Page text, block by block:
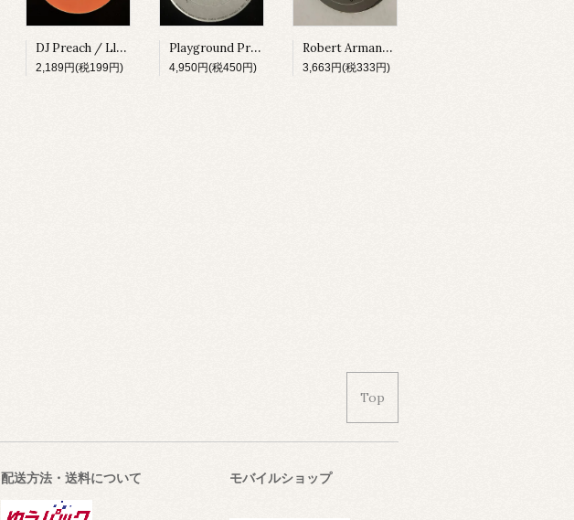
DJ Preach / Llexus EP [ASC007][2001]
2,189円(税199円)
Playground Production Z / Vertigo [DM076][1994]
4,950円(税450円)
Robert Armani / Collection Volume II [DM222][1997]
3,663円(税333円)
Top
配送方法・送料について モバイルショップ